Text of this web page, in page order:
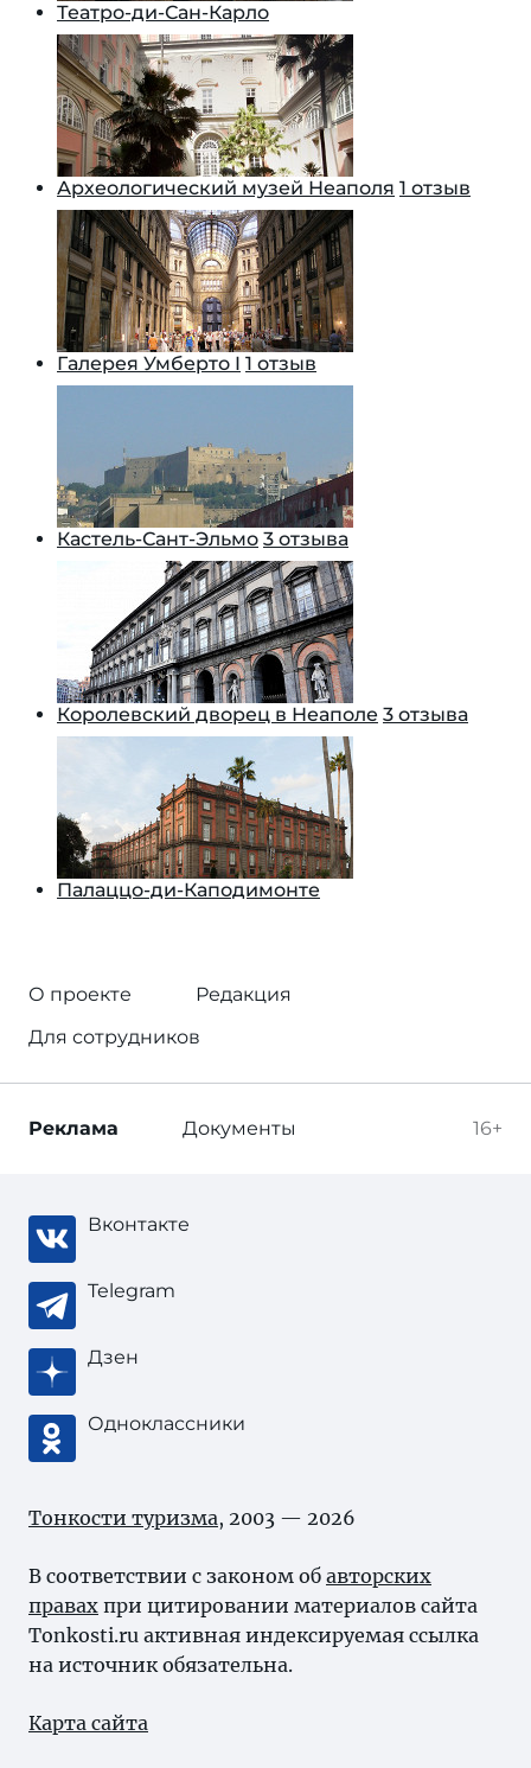
Театро-ди-Сан-Карло
Археологический музей Неаполя 1 отзыв
Галерея Умберто I 1 отзыв
Кастель-Сант-Эльмо 3 отзыва
Королевский дворец в Неаполе 3 отзыва
Палаццо-ди-Каподимонте
О проекте
Редакция
Для сотрудников
16+
Реклама Документы
Вконтакте
Telegram
Дзен
Одноклассники
Тонкости туризма, 2003 — 2026
В соответствии с законом об авторских
правах при цитировании материалов сайта
Tonkosti.ru активная индексируемая ссылка
на источник обязательна.
Карта сайта